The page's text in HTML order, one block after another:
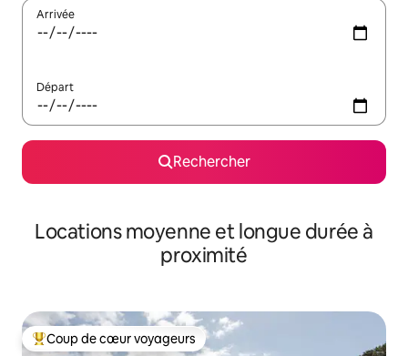
Arrivée
Départ
Rechercher
Locations moyenne et longue durée à
proximité
Coups de cœur voyageurs les plus appréciés
Coup de cœur voyageurs